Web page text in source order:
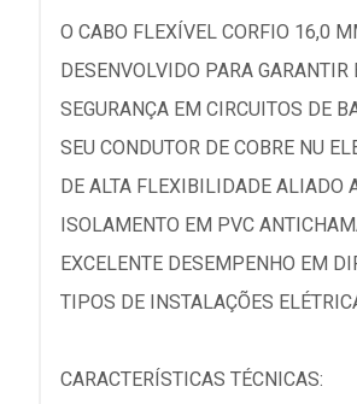
O CABO FLEXÍVEL CORFIO 16,0
DESENVOLVIDO PARA GARANTIR
SEGURANÇA EM CIRCUITOS DE
SEU CONDUTOR DE COBRE NU
DE ALTA FLEXIBILIDADE ALIADO
ISOLAMENTO EM PVC
EXCELENTE DESEMPENHO EM
TIPOS DE INSTALAÇÕES
CARACTERÍSTICAS TÉCNICAS: